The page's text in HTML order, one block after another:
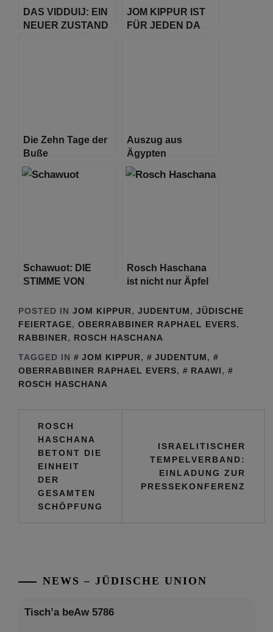
DAS VIDDUIJ: EIN
NEUER ZUSTAND
JOM KIPPUR IST
FÜR JEDEN DA
Die Zehn Tage der
Buße
Auszug aus
Ägypten
Schawuot: DIE
STIMME VON
Rosch Haschana
ist nicht nur Äpfel
POSTED IN JOM KIPPUR, JUDENTUM, JÜDISCHE
FEIERTAGE, OBERRABBINER RAPHAEL EVERS,
RABBINER, ROSCH HASCHANA
TAGGED IN
JOM KIPPUR, JUDENTUM,
OBERRABBINER RAPHAEL EVERS, RAAWI,
ROSCH HASCHANA
Beitragsnavigation
ROSCH
HASCHANA
BETONT DIE
EINHEIT
DER
GESAMTEN
SCHÖPFUNG
ISRAELITISCHER
TEMPELVERBAND:
EINLADUNG ZUR
PRESSEKONFERENZ
NEWS – JÜDISCHE UNION
Tisch’a beAw 5786